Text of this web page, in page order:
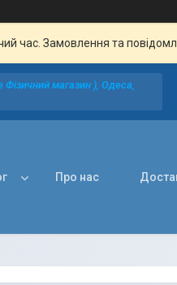
час. Замовлення та
магазин ), Одеса,
Про нас